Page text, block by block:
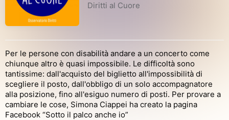
Diritti al Cuore
Per le persone con disabilità andare a un concerto come
chiunque altro è quasi impossibile. Le difficoltà sono
tantissime: dall'acquisto del biglietto all'impossibilità di
scegliere il posto, dall'obbligo di un solo accompagnatore
alla posizione, fino all'esiguo numero di posti. Per provare a
cambiare le cose, Simona Ciappei ha creato la pagina
Facebook “Sotto il palco anche io”